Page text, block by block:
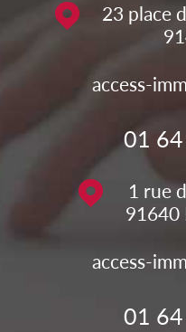
23 place
access-
01
1 rue
91640
access-
01